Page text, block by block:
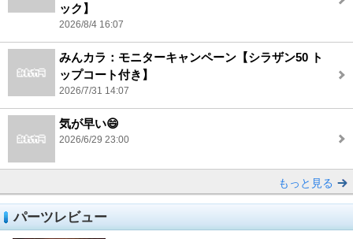
ック】
2026/8/4 16:07
みんカラ：モニターキャンペーン【シラザン50 ト
ップコート付き】
2026/7/31 14:07
気が早い😄
2026/6/29 23:00
もっと見る
パーツレビュー